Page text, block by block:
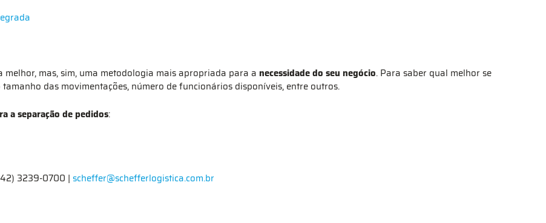
melhor, mas, sim, uma metodologia mais apropriada para a necessidade do seu negócio. Para saber qual melhor se
tamanho das movimentações, número de funcionários disponíveis, entre outros.
a separação de pedidos:
3239-0700 | scheffer@schefferlogistica.com.br